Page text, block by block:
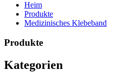
Heim
Produkte
Medizinisches Klebeband
Produkte
Kategorien